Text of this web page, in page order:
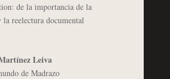
de la importancia de la
reelectura documental
Leiva
de Madrazo